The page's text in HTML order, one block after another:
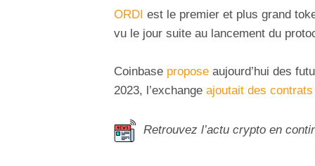
ORDI est le premier et plus grand
vu le jour suite au lancement du
Coinbase propose aujourd’hui des
2023, l’exchange ajoutait des
Retrouvez l’actu crypto en